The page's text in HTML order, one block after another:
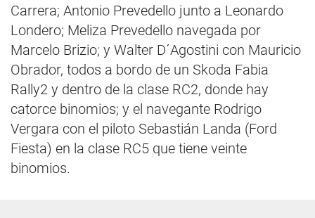
Carrera; Antonio Prevedello junto a Leonardo
Londero; Meliza Prevedello navegada por
Marcelo Brizio; y Walter D´Agostini con Mauricio
Obrador, todos a bordo de un Skoda Fabia
Rally2 y dentro de la clase RC2, donde hay
catorce binomios; y el navegante Rodrigo
Vergara con el piloto Sebastián Landa (Ford
Fiesta) en la clase RC5 que tiene veinte
binomios.